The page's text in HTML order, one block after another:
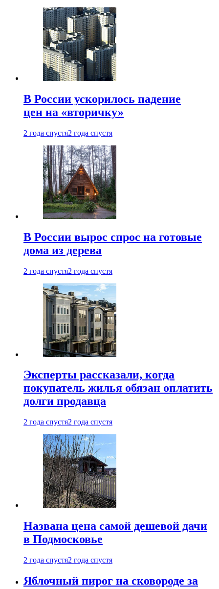
В России ускорилось падение
цен на «вторичку»
2 года спустя2 года спустя
В России вырос спрос на готовые
дома из дерева
2 года спустя2 года спустя
Эксперты рассказали, когда
покупатель жилья обязан оплатить
долги продавца
2 года спустя2 года спустя
Названа цена самой дешевой дачи
в Подмосковье
2 года спустя2 года спустя
Яблочный пирог на сковороде за